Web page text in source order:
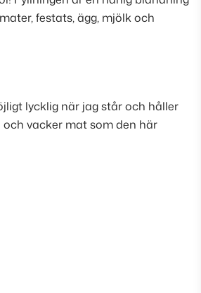
festats, ägg, mjölk och
lycklig när jag står och håller
vacker mat som den här